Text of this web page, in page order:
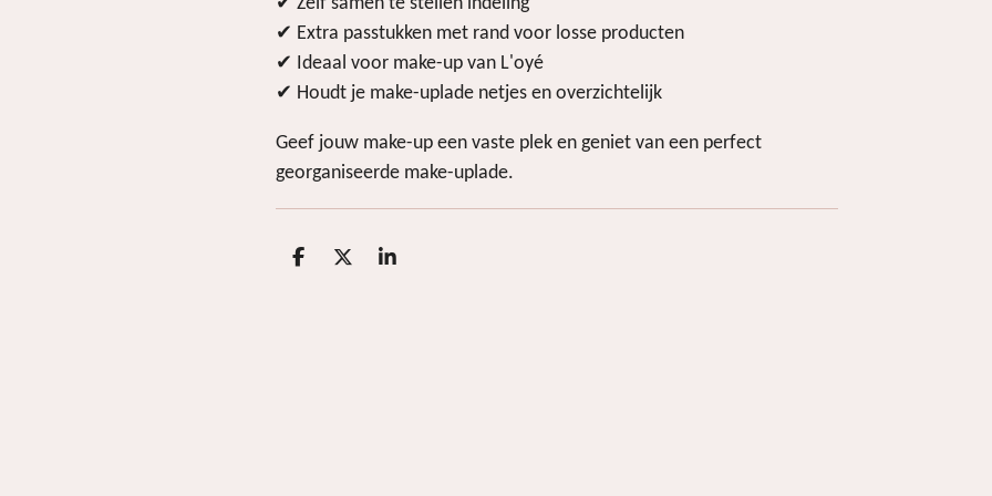
✔ Zelf samen te stellen indeling
✔ Extra passtukken met rand voor losse producten
✔ Ideaal voor make-up van L'oyé
✔ Houdt je make-uplade netjes en overzichtelijk
Geef jouw make-up een vaste plek en geniet van een perfect
georganiseerde make-uplade.
D
D
S